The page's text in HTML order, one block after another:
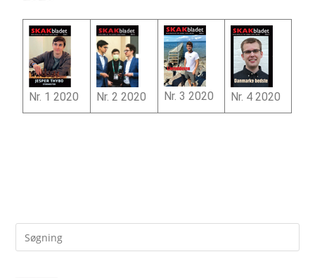
Nr. 1 2020 Nr. 2 2020 Nr. 3 2020 Nr. 4 2020